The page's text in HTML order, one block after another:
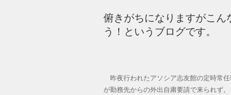
俯きがちになりますがこん
う！というブログです。
昨夜行われたアソシア志友館の定時常
が勤務先からの外出自粛要請で来られず